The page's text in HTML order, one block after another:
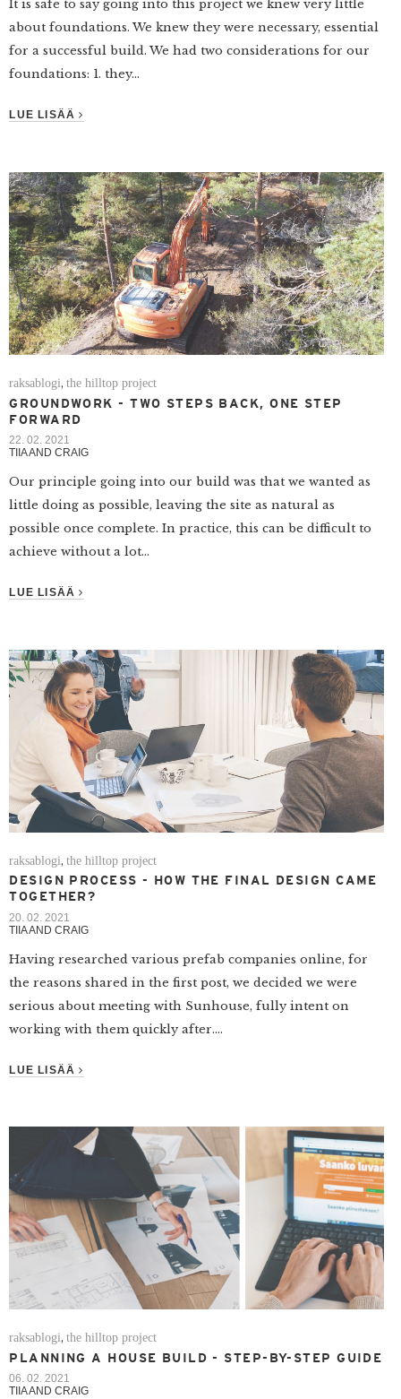
It is safe to say going into this project we knew very little
about foundations. We knew they were necessary, essential
for a successful build. We had two considerations for our
foundations: 1. they...
LUE LISÄÄ
raksablogi,the hilltop project
GROUNDWORK - TWO STEPS BACK, ONE STEP
FORWARD
22. 02. 2021
TIIA AND CRAIG
Our principle going into our build was that we wanted as
little doing as possible, leaving the site as natural as
possible once complete. In practice, this can be difficult to
achieve without a lot...
LUE LISÄÄ
raksablogi,the hilltop project
DESIGN PROCESS - HOW THE FINAL DESIGN CAME
TOGETHER?
20. 02. 2021
TIIA AND CRAIG
Having researched various prefab companies online, for
the reasons shared in the first post, we decided we were
serious about meeting with Sunhouse, fully intent on
working with them quickly after....
LUE LISÄÄ
raksablogi,the hilltop project
PLANNING A HOUSE BUILD - STEP-BY-STEP GUIDE
06. 02. 2021
TIIA AND CRAIG